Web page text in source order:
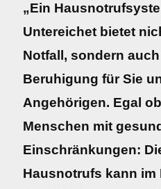
„Ein
Untereichet bietet
Notfall, sondern
Beruhigung für Sie
Angehörigen. Egal
Menschen mit
Einschränkungen:
Hausnotrufs kann im